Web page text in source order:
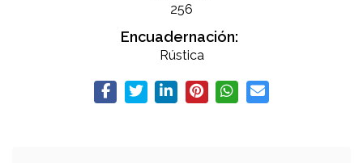
256
Encuadernación:
Rústica